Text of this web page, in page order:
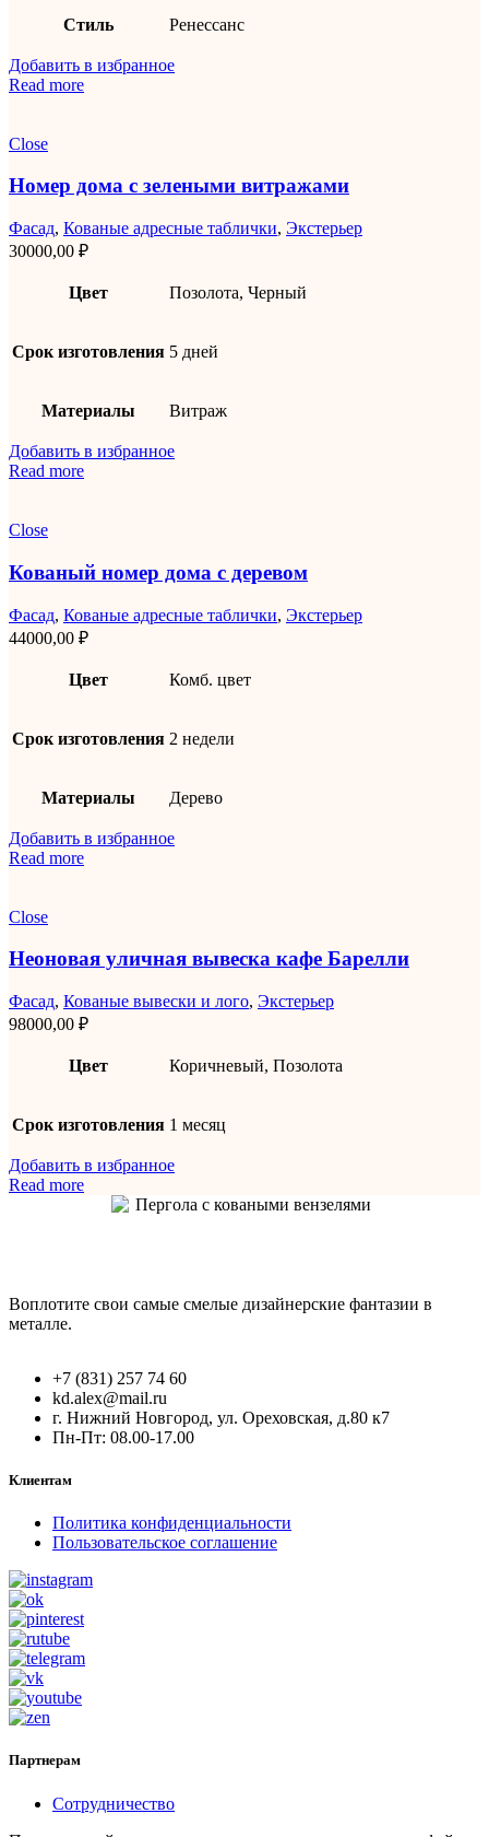
Стиль Ренессанс
Добавить в избранное
Read more
Close
Номер дома с зелеными витражами
Фасад, Кованые адресные таблички, Экстерьер
30000,00 ₽
Цвет Позолота, Черный
Срок изготовления 5 дней
Материалы Витраж
Добавить в избранное
Read more
Close
Кованый номер дома с деревом
Фасад, Кованые адресные таблички, Экстерьер
44000,00 ₽
Цвет Комб. цвет
Срок изготовления 2 недели
Материалы Дерево
Добавить в избранное
Read more
Close
Неоновая уличная вывеска кафе Барелли
Фасад, Кованые вывески и лого, Экстерьер
98000,00 ₽
Цвет Коричневый, Позолота
Срок изготовления 1 месяц
Добавить в избранное
Read more
Воплотите свои самые смелые дизайнерские фантазии в
металле.
+7 (831) 257 74 60
kd.alex@mail.ru
г. Нижний Новгород, ул. Ореховская, д.80 к7
Пн-Пт: 08.00-17.00
Клиентам
Политика конфиденциальности
Пользовательское соглашение
Партнерам
Сотрудничество